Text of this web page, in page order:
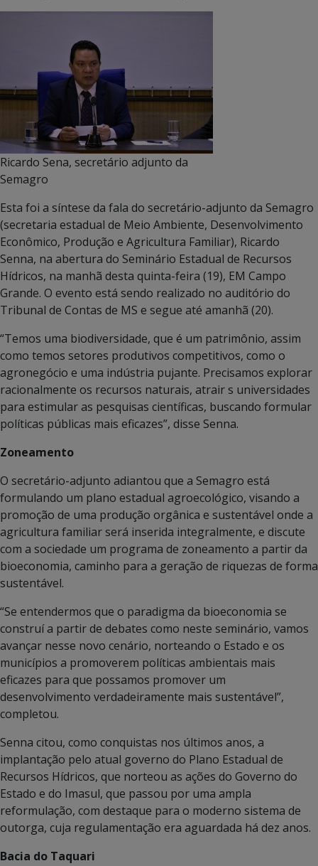
Ricardo Sena, secretário adjunto da
Semagro
Esta foi a síntese da fala do secretário-adjunto da Semagro
(secretaria estadual de Meio Ambiente, Desenvolvimento
Econômico, Produção e Agricultura Familiar), Ricardo
Senna, na abertura do Seminário Estadual de Recursos
Hídricos, na manhã desta quinta-feira (19), EM Campo
Grande. O evento está sendo realizado no auditório do
Tribunal de Contas de MS e segue até amanhã (20).
“Temos uma biodiversidade, que é um patrimônio, assim
como temos setores produtivos competitivos, como o
agronegócio e uma indústria pujante. Precisamos explorar
racionalmente os recursos naturais, atrair s universidades
para estimular as pesquisas científicas, buscando formular
políticas públicas mais eficazes”, disse Senna.
Zoneamento
O secretário-adjunto adiantou que a Semagro está
formulando um plano estadual agroecológico, visando a
promoção de uma produção orgânica e sustentável onde a
agricultura familiar será inserida integralmente, e discute
com a sociedade um programa de zoneamento a partir da
bioeconomia, caminho para a geração de riquezas de forma
sustentável.
“Se entendermos que o paradigma da bioeconomia se
construí a partir de debates como neste seminário, vamos
avançar nesse novo cenário, norteando o Estado e os
municípios a promoverem políticas ambientais mais
eficazes para que possamos promover um
desenvolvimento verdadeiramente mais sustentável”,
completou.
Senna citou, como conquistas nos últimos anos, a
implantação pelo atual governo do Plano Estadual de
Recursos Hídricos, que norteou as ações do Governo do
Estado e do Imasul, que passou por uma ampla
reformulação, com destaque para o moderno sistema de
outorga, cuja regulamentação era aguardada há dez anos.
Bacia do Taquari